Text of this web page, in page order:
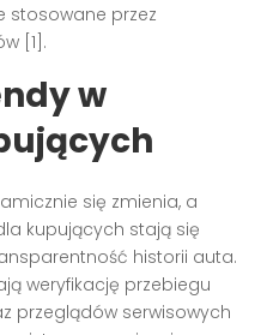
stosowane przez
[1] .
w
się zmienia, a
kupujących stają się
historii auta.
weryfikację przebiegu
przeglądów serwisowych